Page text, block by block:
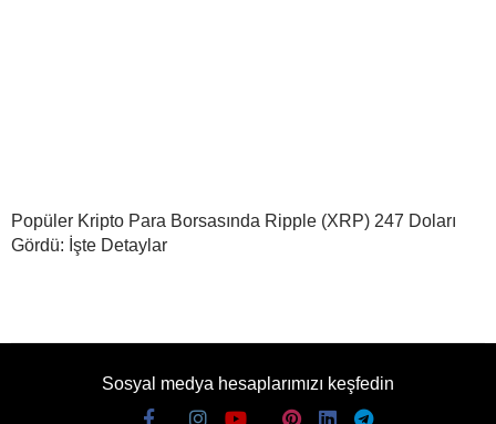
Popüler Kripto Para Borsasında Ripple (XRP) 247 Doları
Gördü: İşte Detaylar
Sosyal medya hesaplarımızı keşfedin